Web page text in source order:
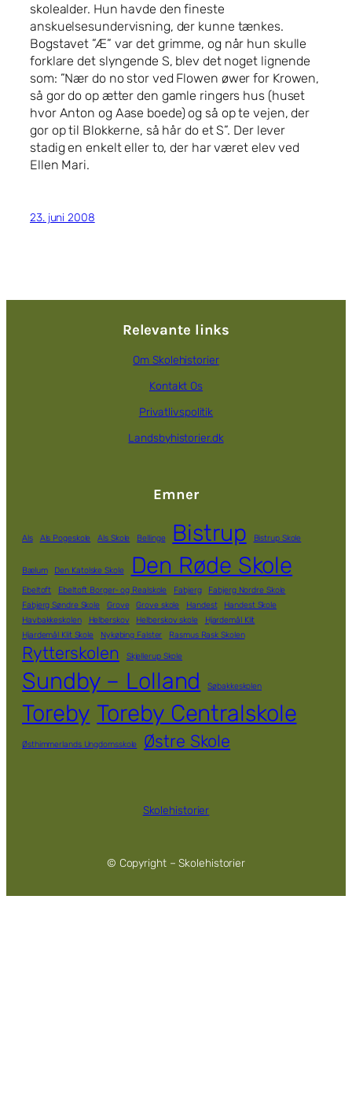
skolealder. Hun havde den fineste
anskuelsesundervisning, der kunne tænkes.
Bogstavet ”Æ” var det grimme, og når hun skulle
forklare det slyngende S, blev det noget lignende
som: ”Nær do no stor ved Flowen øwer for Krowen,
så gor do op ætter den gamle ringers hus (huset
hvor Anton og Aase boede) og så op te vejen, der
gor op til Blokkerne, så hår do et S”. Der lever
stadig en enkelt eller to, der har været elev ved
Ellen Mari.
23. juni 2008
Relevante links
Om Skolehistorier
Kontakt Os
Privatlivspolitik
Landsbyhistorier.dk
Emner
Als Als Pogeskole Als Skole Bellinge Bistrup Bistrup Skole
Bælum Den Katolske Skole Den Røde Skole
Ebeltoft Ebeltoft Borger- og Realskole Fabjerg
Fabjerg Nordre Skole
Fabjerg Søndre Skole
Grove Grove skole Handest
Handest Skole
Havbakkeskolen
Helberskov Helberskov skole
Hjardemål Klit
Hjardemål Klit Skole
Nykøbing Falster Rasmus Rask Skolen
Rytterskolen Skjellerup Skole
Sundby – Lolland Søbakkeskolen
Toreby Toreby Centralskole
Østhimmerlands Ungdomsskole Østre Skole
Skolehistorier
© Copyright – Skolehistorier